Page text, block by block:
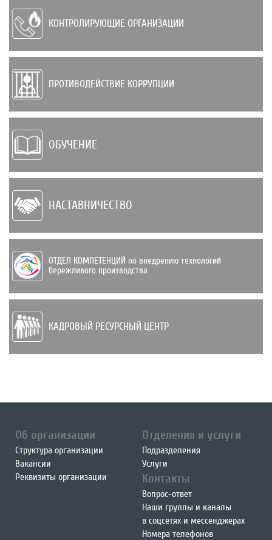
КОНТРОЛИРУЮЩИЕ ОРГАНИЗАЦИИ
ПРОТИВОДЕЙСТВИЕ КОРРУПЦИИ
ОБУЧЕНИЕ
НАСТАВНИЧЕСТВО
ОТДЕЛ КОМПЕТЕНЦИЙ по внедрению техно­логий
бережливого производства
КАДРОВЫЙ РЕСУРСНЫЙ ЦЕНТР
Об организации
Структура организации
Вакансии
Реквизиты организации
Отделения и услуги
Подразделения
Услуги
Контакты
Вопрос-ответ
Наши группы и каналы
в соцсетях и мессенджерах
Номера телефонов